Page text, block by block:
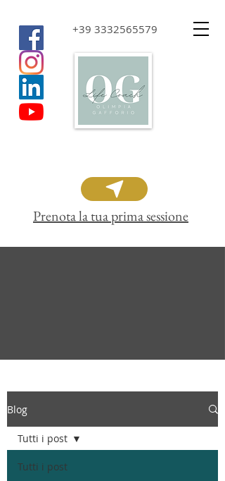
+39 3332565579
Prenota la tua prima sessione
Blog
Tutti i post
Tutti i post